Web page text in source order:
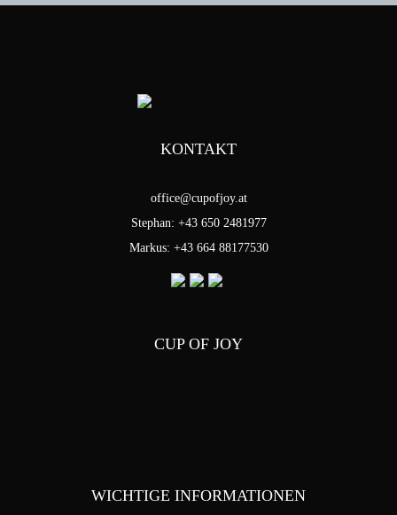
KONTAKT
office@cupofjoy.at
Stephan: +43 650 2481977
Markus: +43 664 88177530
CUP OF JOY
WICHTIGE INFORMATIONEN